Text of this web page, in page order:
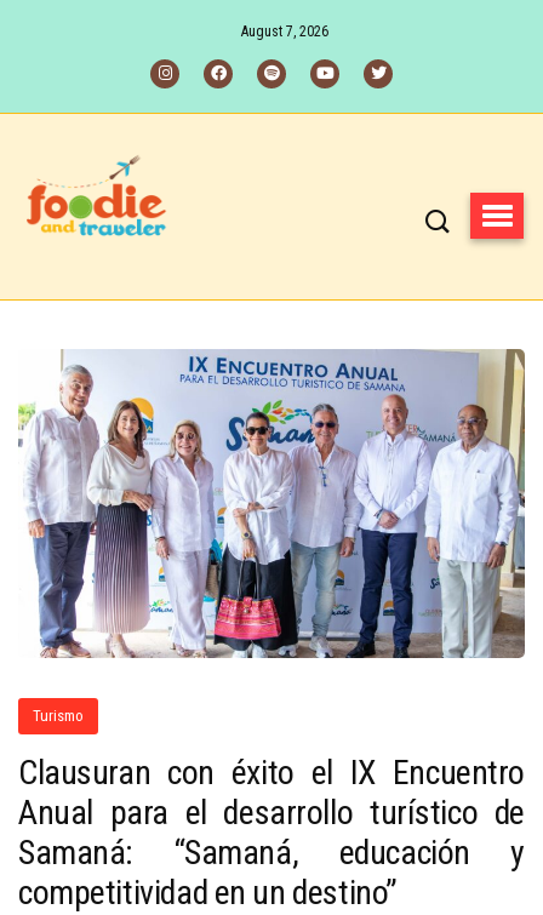
August 7, 2026
Turismo
Clausuran con éxito el IX Encuentro
Anual para el desarrollo turístico de
Samaná: “Samaná, educación y
competitividad en un destino”